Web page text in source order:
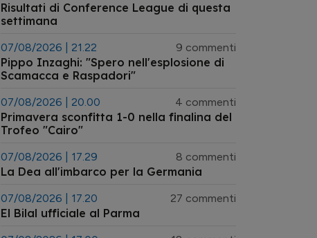
Risultati di Conference League di questa
settimana
07/08/2026 | 21.22 9 commenti
Pippo Inzaghi: "Spero nell'esplosione di
Scamacca e Raspadori"
07/08/2026 | 20.00 4 commenti
Primavera sconfitta 1-0 nella finalina del
Trofeo "Cairo"
07/08/2026 | 17.29 8 commenti
La Dea all'imbarco per la Germania
07/08/2026 | 17.20 27 commenti
El Bilal ufficiale al Parma